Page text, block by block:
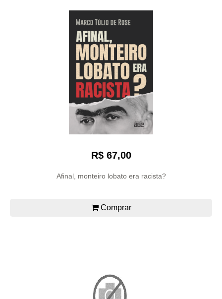
R$ 67,00
Afinal, monteiro lobato era racista?
Comprar